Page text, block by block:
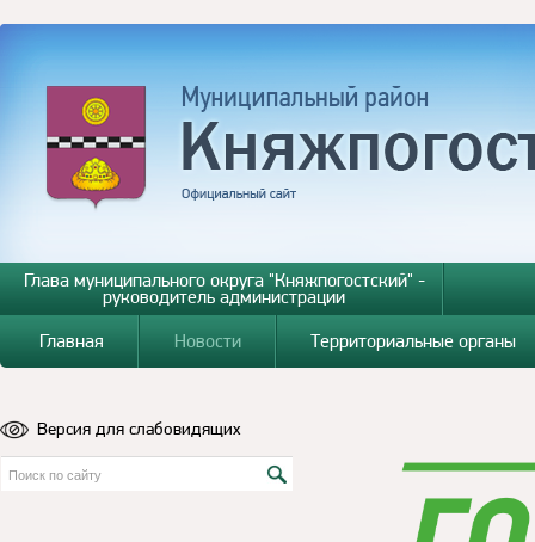
Глава муниципального округа "Княжпогостский" -
руководитель администрации
Главная
Новости Территориальные органы
Версия для слабовидящих